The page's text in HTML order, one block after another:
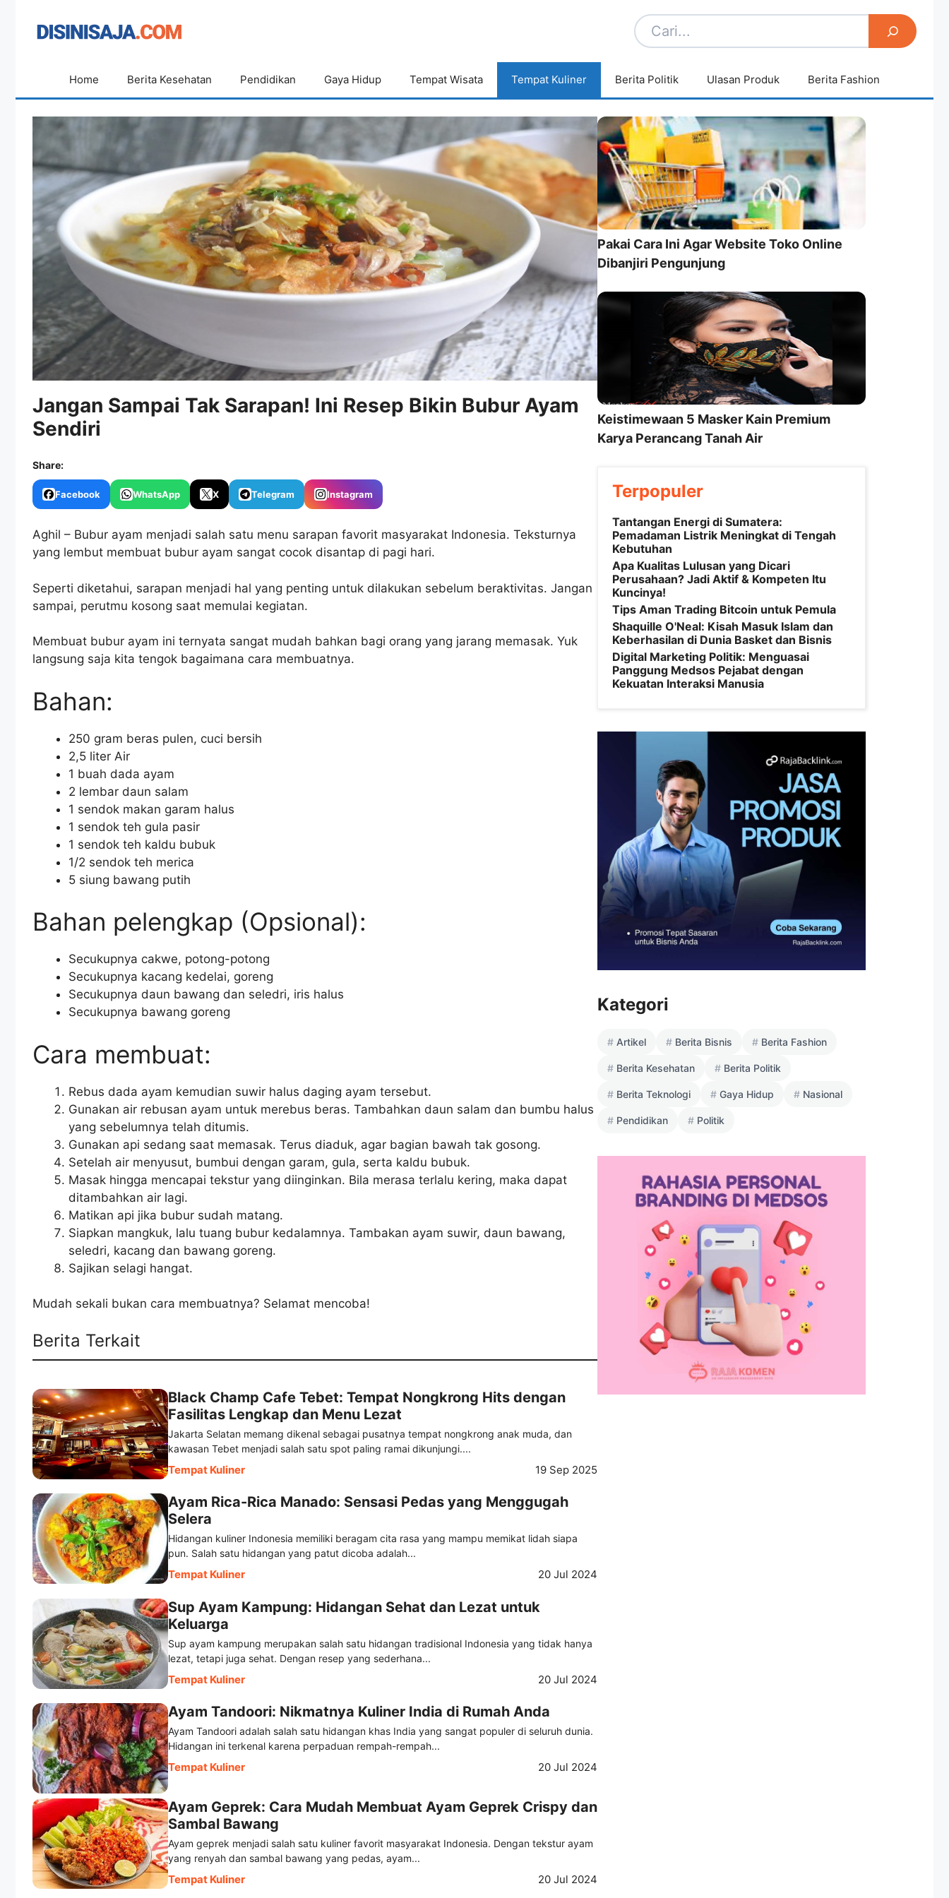
Home Berita Kesehatan Pendidikan Gaya Hidup Tempat Wisata Tempat Kuliner Berita Politik Ulasan Produk Berita Fashion
Jangan Sampai Tak Sarapan! Ini Resep Bikin Bubur Ayam
Sendiri
Share:
Facebook WhatsApp X Telegram Instagram
Aghil – Bubur ayam menjadi salah satu menu sarapan favorit masyarakat Indonesia. Teksturnya
yang lembut membuat bubur ayam sangat cocok disantap di pagi hari.
Seperti diketahui, sarapan menjadi hal yang penting untuk dilakukan sebelum beraktivitas. Jangan
sampai, perutmu kosong saat memulai kegiatan.
Membuat bubur ayam ini ternyata sangat mudah bahkan bagi orang yang jarang memasak. Yuk
langsung saja kita tengok bagaimana cara membuatnya.
Bahan:
250 gram beras pulen, cuci bersih
2,5 liter Air
1 buah dada ayam
2 lembar daun salam
1 sendok makan garam halus
1 sendok teh gula pasir
1 sendok teh kaldu bubuk
1/2 sendok teh merica
5 siung bawang putih
Bahan pelengkap (Opsional):
Secukupnya cakwe, potong-potong
Secukupnya kacang kedelai, goreng
Secukupnya daun bawang dan seledri, iris halus
Secukupnya bawang goreng
Cara membuat:
Rebus dada ayam kemudian suwir halus daging ayam tersebut.
Gunakan air rebusan ayam untuk merebus beras. Tambahkan daun salam dan bumbu halus
yang sebelumnya telah ditumis.
Gunakan api sedang saat memasak. Terus diaduk, agar bagian bawah tak gosong.
Setelah air menyusut, bumbui dengan garam, gula, serta kaldu bubuk.
Masak hingga mencapai tekstur yang diinginkan. Bila merasa terlalu kering, maka dapat
ditambahkan air lagi.
Matikan api jika bubur sudah matang.
Siapkan mangkuk, lalu tuang bubur kedalamnya. Tambakan ayam suwir, daun bawang,
seledri, kacang dan bawang goreng.
Sajikan selagi hangat.
Mudah sekali bukan cara membuatnya? Selamat mencoba!
Berita Terkait
Black Champ Cafe Tebet: Tempat Nongkrong Hits dengan
Fasilitas Lengkap dan Menu Lezat
Jakarta Selatan memang dikenal sebagai pusatnya tempat nongkrong anak muda, dan
kawasan Tebet menjadi salah satu spot paling ramai dikunjungi....
Tempat Kuliner 19 Sep 2025
Ayam Rica-Rica Manado: Sensasi Pedas yang Menggugah
Selera
Hidangan kuliner Indonesia memiliki beragam cita rasa yang mampu memikat lidah siapa
pun. Salah satu hidangan yang patut dicoba adalah...
Tempat Kuliner 20 Jul 2024
Sup Ayam Kampung: Hidangan Sehat dan Lezat untuk
Keluarga
Sup ayam kampung merupakan salah satu hidangan tradisional Indonesia yang tidak hanya
lezat, tetapi juga sehat. Dengan resep yang sederhana...
Tempat Kuliner 20 Jul 2024
Ayam Tandoori: Nikmatnya Kuliner India di Rumah Anda
Ayam Tandoori adalah salah satu hidangan khas India yang sangat populer di seluruh dunia.
Hidangan ini terkenal karena perpaduan rempah-rempah...
Tempat Kuliner 20 Jul 2024
Ayam Geprek: Cara Mudah Membuat Ayam Geprek Crispy dan
Sambal Bawang
Ayam geprek menjadi salah satu kuliner favorit masyarakat Indonesia. Dengan tekstur ayam
yang renyah dan sambal bawang yang pedas, ayam...
Tempat Kuliner 20 Jul 2024
Pakai Cara Ini Agar Website Toko Online
Dibanjiri Pengunjung
Keistimewaan 5 Masker Kain Premium
Karya Perancang Tanah Air
Terpopuler
Tantangan Energi di Sumatera:
Pemadaman Listrik Meningkat di Tengah
Kebutuhan
Apa Kualitas Lulusan yang Dicari
Perusahaan? Jadi Aktif & Kompeten Itu
Kuncinya!
Tips Aman Trading Bitcoin untuk Pemula
Shaquille O'Neal: Kisah Masuk Islam dan
Keberhasilan di Dunia Basket dan Bisnis
Digital Marketing Politik: Menguasai
Panggung Medsos Pejabat dengan
Kekuatan Interaksi Manusia
Kategori
Artikel Berita Bisnis Berita Fashion
Berita Kesehatan Berita Politik
Berita Teknologi Gaya Hidup Nasional
Pendidikan Politik